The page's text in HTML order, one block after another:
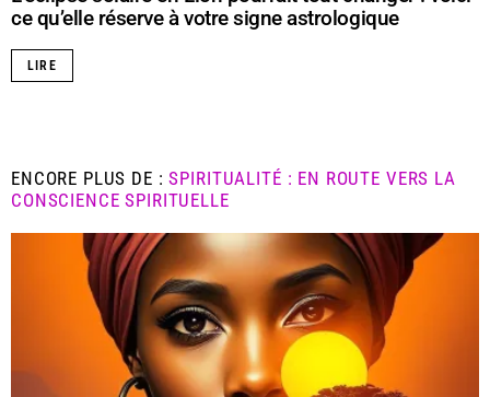
ce qu’elle réserve à votre signe astrologique
LIRE
ENCORE PLUS DE :SPIRITUALITÉ : EN ROUTE VERS LA
CONSCIENCE SPIRITUELLE